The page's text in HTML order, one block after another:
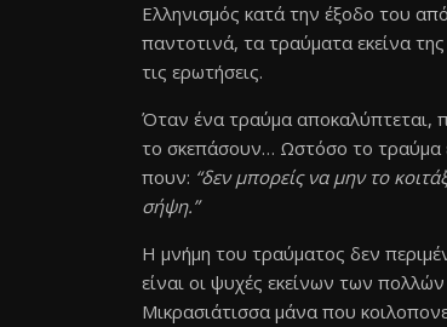
Ελληνισμός κατά την έξοδο του
παντοτινά, τα τραύματα εκείνα
τις ερωτήσεις.
Όταν ένα τραύμα αποκαλύπτεται,
το σκεπάσουν… Ωστόσο το τραύμα
πουν: “δεν μπορείς να μην το
σήψη.”
Η μνήμη του τραύματος δεν
είναι οι ψυχές εκείνων των
Μικρασιάτισσα μάνα που